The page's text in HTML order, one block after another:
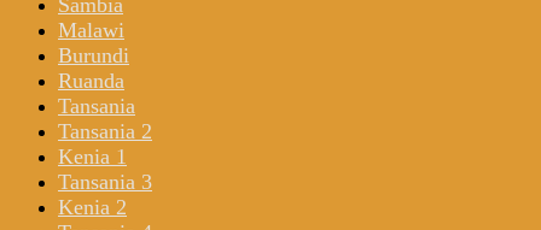
Malawi
Burundi
Ruanda
Tansania
Tansania 2
Kenia 1
Tansania 3
Kenia 2